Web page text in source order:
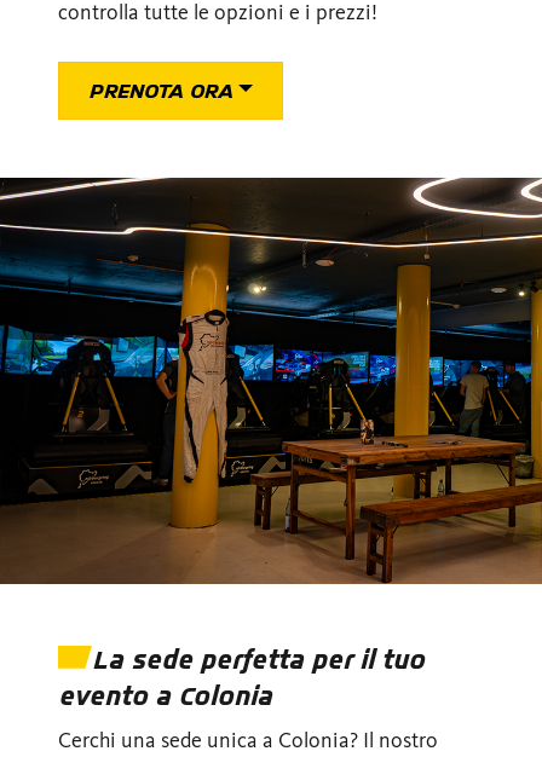
controlla tutte le opzioni e i prezzi!
PRENOTA ORA
La sede perfetta per il tuo
evento a Colonia
Cerchi una sede unica a Colonia? Il nostro